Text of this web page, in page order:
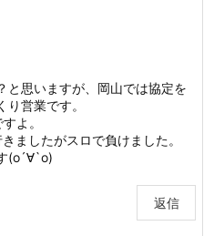
と思いますが、岡山では協定を
営業です。
よ。
ましたがスロで負けました。
(о´∀`о)
返信